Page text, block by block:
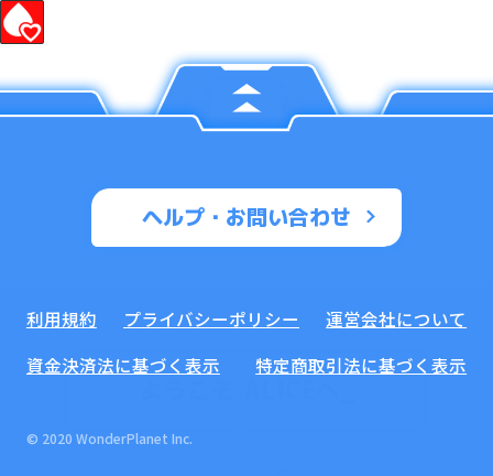
ヘルプ・お問い合わせ
利用規約 プライバシーポリシー
運営会社について
資金決済法に基づく表示
特定商取引法に基づく表示
© 2020 WonderPlanet Inc.